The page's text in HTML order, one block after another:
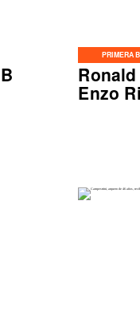
PRIMERA B
Enzo